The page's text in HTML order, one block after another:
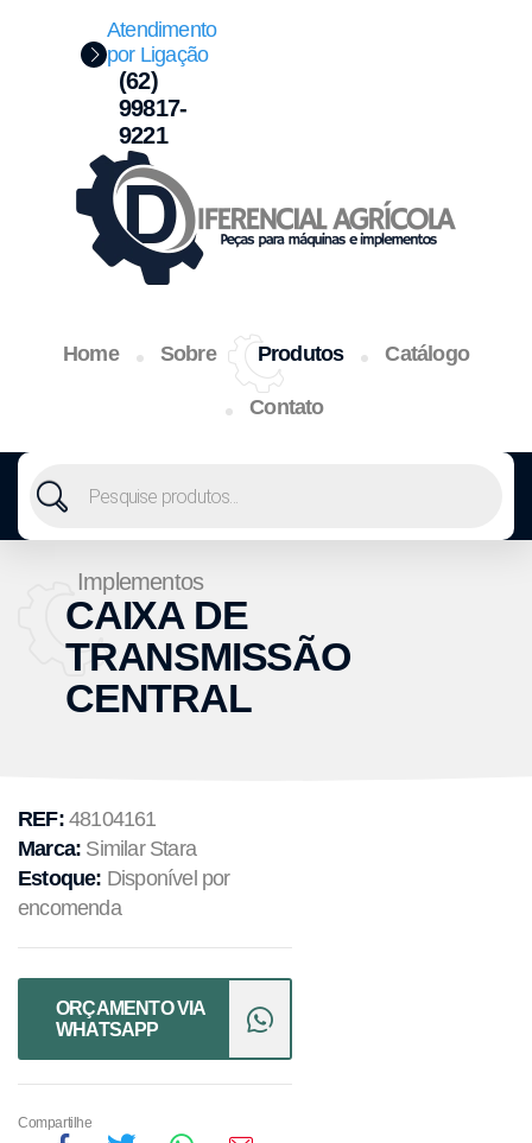
Home Sobre Produtos Catálogo
Contato
Atendimento
por Ligação
(62)
99817-
9221
Implementos
CAIXA DE
TRANSMISSÃO
CENTRAL
REF: 48104161
Marca: Similar Stara
Estoque: Disponível por
encomenda
ORÇAMENTO VIA
WHATSAPP
Compartilhe